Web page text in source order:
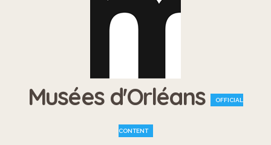
Musées d'Orléans OFFICIAL
CONTENT